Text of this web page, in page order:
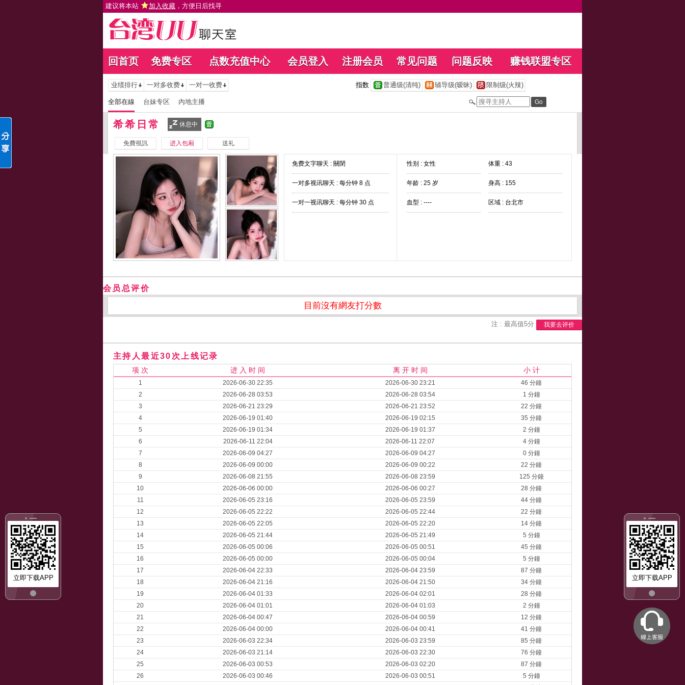
建议将本站 加入收藏 ，方便日后找寻
回首页 免费专区 点数充值中心 会员登入 注册会员 常见问题 问题反映 赚钱联盟专区
立即下载APP
立即下载APP
业绩排行 一对多收费 一对一收费 指数 普通级(清纯) 辅导级(暧昧) 限制级(火辣)
全部在線 台妹专区 內地主播
希希日常 休息中
免費視訊 进入包厢 送礼
免费文字聊天 : 關閉
一对多视讯聊天 : 每分钟 8 点
一对一视讯聊天 : 每分钟 30 点
性别 : 女性 体重 : 43
年龄 : 25 岁 身高 : 155
血型 : ---- 区域 : 台北市
会员总评价
目前沒有網友打分數
注 : 最高值5分 我要去评价
主持人最近30次上线记录
项 次 进 入 时 间 离 开 时 间 小 计
1 2026-06-30 22:35 2026-06-30 23:21
46 分鐘
2
2026-06-28 03:53 2026-06-28 03:54
1 分鐘
3
2026-06-21 23:29 2026-06-21 23:52
22 分鐘
4
2026-06-19 01:40 2026-06-19 02:15
35 分鐘
5
2026-06-19 01:34 2026-06-19 01:37
2 分鐘
6
2026-06-11 22:04 2026-06-11 22:07
4 分鐘
7
2026-06-09 04:27 2026-06-09 04:27
0 分鐘
8
2026-06-09 00:00 2026-06-09 00:22
22 分鐘
9
2026-06-08 21:55 2026-06-08 23:59
125 分鐘
10
2026-06-06 00:00 2026-06-06 00:27
28 分鐘
11
2026-06-05 23:16 2026-06-05 23:59
44 分鐘
12
2026-06-05 22:22 2026-06-05 22:44
22 分鐘
13
2026-06-05 22:05 2026-06-05 22:20
14 分鐘
14
2026-06-05 21:44 2026-06-05 21:49
5 分鐘
15
2026-06-05 00:06 2026-06-05 00:51
45 分鐘
16
2026-06-05 00:00 2026-06-05 00:04
5 分鐘
17
2026-06-04 22:33 2026-06-04 23:59
87 分鐘
18
2026-06-04 21:16 2026-06-04 21:50
34 分鐘
19
2026-06-04 01:33 2026-06-04 02:01
28 分鐘
20
2026-06-04 01:01 2026-06-04 01:03
2 分鐘
21
2026-06-04 00:47 2026-06-04 00:59
12 分鐘
22
2026-06-04 00:00 2026-06-04 00:41
41 分鐘
23
2026-06-03 22:34 2026-06-03 23:59
85 分鐘
24
2026-06-03 21:14 2026-06-03 22:30
76 分鐘
25
2026-06-03 00:53 2026-06-03 02:20
87 分鐘
26
2026-06-03 00:46 2026-06-03 00:51
5 分鐘